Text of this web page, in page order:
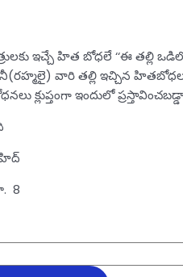
ఇచ్చే హిత బోధలే ‘‘ఈ తల్లి
వారి తల్లి ఇచ్చిన
క్లుప్తంగా ఇందులో
8